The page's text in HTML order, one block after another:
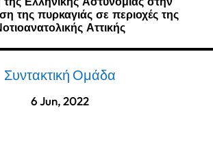
της πυρκαγιάς σε περιοχές της
Αττικής
Συντακτική Ομάδα
6 Jun, 2022